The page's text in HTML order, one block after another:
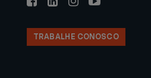
TRABALHE CONOSCO